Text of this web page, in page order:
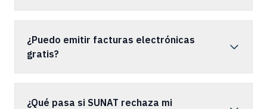
¿Puedo emitir facturas electrónicas
gratis?
¿Qué pasa si SUNAT rechaza mi